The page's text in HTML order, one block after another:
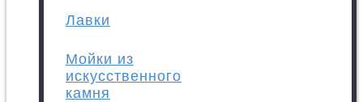
Лавки
Мойки из
искусственного
камня